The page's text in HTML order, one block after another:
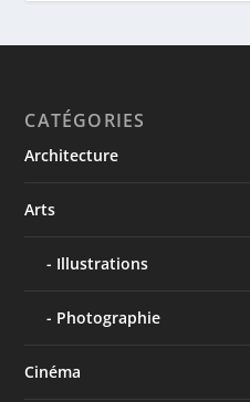
CATÉGORIES
Architecture
Arts
Illustrations
Photographie
Cinéma